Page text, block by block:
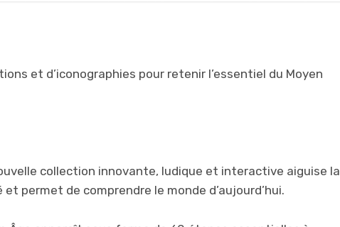
et d’iconographies pour retenir l’essentiel du Moyen
collection innovante, ludique et interactive aiguise la
et permet de comprendre le monde d’aujourd’hui.